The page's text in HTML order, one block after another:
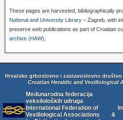
These pages are harvested, bibliographically
National and University Library – Zagreb, with
preserve web publications as part of Croatian
archive (HAW)
Hrvatsko grboslovno i zastavoslovno
Croatian Heraldic and Vexillological
Međunarodna federacija
veksiloloških udruga
International Federation of
Vexillological Associations
&